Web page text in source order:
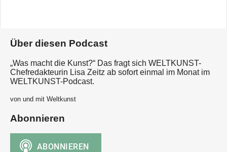
Über diesen Podcast
„Was macht die Kunst?“ Das fragt sich WELTKUNST-
Chefredakteurin Lisa Zeitz ab sofort einmal im Monat im
WELTKUNST-Podcast.
von und mit Weltkunst
Abonnieren